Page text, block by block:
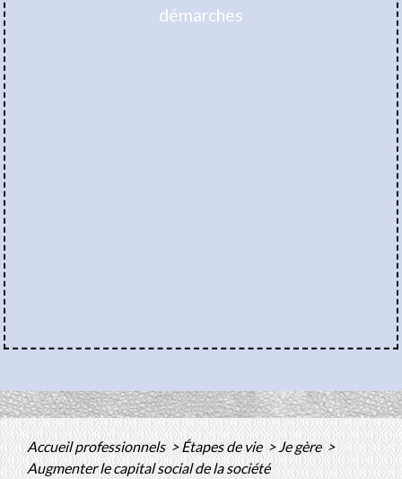
démarches
Accueil professionnels>Étapes de vie>Je gère>
Augmenter le capital social de la société